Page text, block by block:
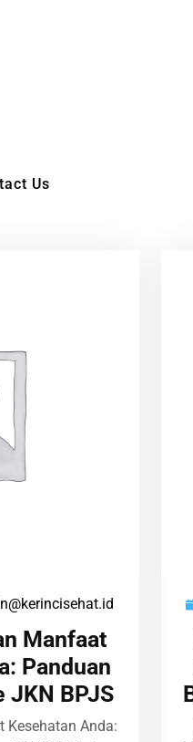
Us
Manfaat
Panduan
JKN BPJS
Anda: